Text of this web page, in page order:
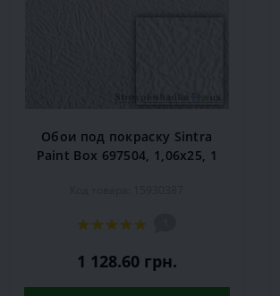
Обои под покраску Sintra
Paint Box 697504, 1,06x25, 1
1 128.60 грн.